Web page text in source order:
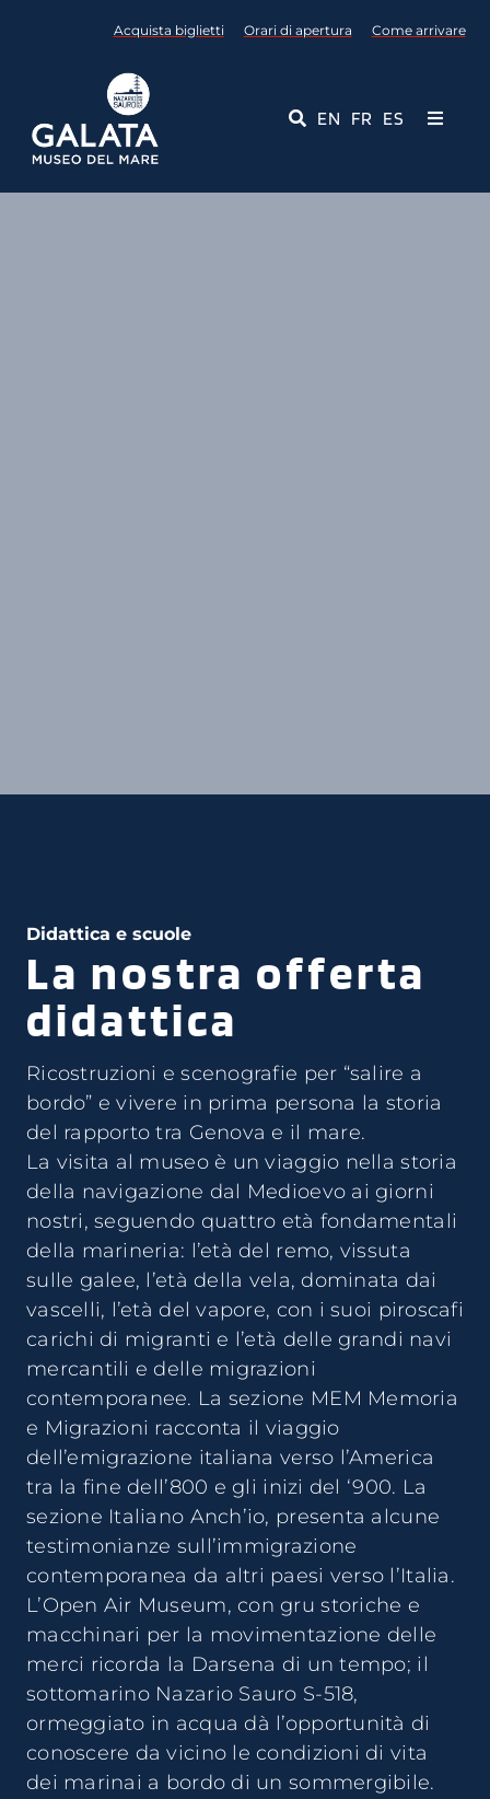
Acquista biglietti Orari di apertura Come arrivare
EN FR ES
Toggle
Didattica e scuole
La nostra offerta
didattica
Ricostruzioni e scenografie per “salire a
bordo” e vivere in prima persona la storia
del rapporto tra Genova e il mare.
La visita al museo è un viaggio nella storia
della navigazione dal Medioevo ai giorni
nostri, seguendo quattro età fondamentali
della marineria: l’età del remo, vissuta
sulle galee, l’età della vela, dominata dai
vascelli, l’età del vapore, con i suoi piroscafi
carichi di migranti e l’età delle grandi navi
mercantili e delle migrazioni
contemporanee. La sezione MEM Memoria
e Migrazioni racconta il viaggio
dell’emigrazione italiana verso l’America
tra la fine dell’800 e gli inizi del ‘900. La
sezione Italiano Anch’io, presenta alcune
testimonianze sull’immigrazione
contemporanea da altri paesi verso l’Italia.
L’Open Air Museum, con gru storiche e
macchinari per la movimentazione delle
merci ricorda la Darsena di un tempo; il
sottomarino Nazario Sauro S-518,
ormeggiato in acqua dà l’opportunità di
conoscere da vicino le condizioni di vita
dei marinai a bordo di un sommergibile.